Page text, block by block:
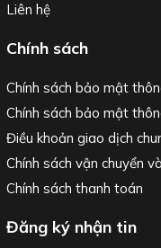
Liên hệ
Chính sách
Chính sách bảo mật
Chính sách bảo mật
Điều khoản giao dịch
Chính sách vận chuyển
Chính sách thanh toán
Đăng ký nhận tin